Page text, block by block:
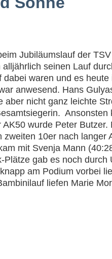
Jubiläumslauf der
seinen Lauf
waren und es heute
anwesend. Hans
nicht ganz leichte
Ansonsten
wurde Peter Butzer.
10er nach langer
mit Svenja Mann
gab es noch durch
am Podium vorbei
liefen Marie